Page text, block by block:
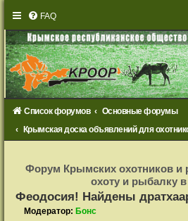
FAQ
Список форумов
Основные форумы
Крымская доска объявлений для
с
т
Форум Крымских охотников и
охоту и рыбалку
Феодосия! Найдены
Модератор: Бонс